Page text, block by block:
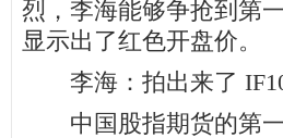
烈，李海能够争抢到第
显示出了红色开盘价。
李海：拍出来了
中国股指期货的第一